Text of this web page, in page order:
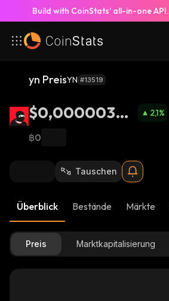
Build with CoinStats’ all-in-one API.
yn PreisYN #13519
$0,00000300
7
2,1%
฿0
Tauschen
Überblick Bestände Märkte
Preis Marktkapitalisierung